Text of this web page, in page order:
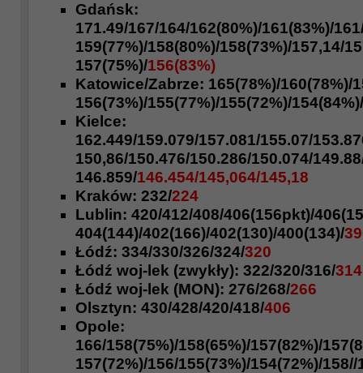
Gdańsk:
171.49/167/164/162(80%)/161(83%)/
159(77%)/158(80%)/158(73%)/157,14/
157(75%)/156(83%)
Katowice/Zabrze: 165(78%)/160(78%)/
156(73%)/155(77%)/155(72%)/154(84%)
Kielce:
162.449/159.079/157.081/155.07/
150,86/150.476/150.286/150.074/
146.859/146.454/145,064/145,18
Kraków: 232/224
Lublin: 420/412/408/406(156pkt)/
404(144)/402(166)/402(130)/400(134)/
Łódź: 334/330/326/324/320
Łódź woj-lek (zwykły): 322/320/316/314
Łódź woj-lek (MON): 276/268/266
Olsztyn: 430/428/420/418/406
Opole:
166/158(75%)/158(65%)/157(82%)/
157(72%)/156/155(73%)/154(72%)/